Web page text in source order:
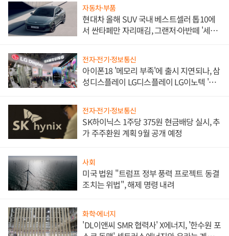
자동차·부품
현대차 올해 SUV 국내 베스트셀러 톱10에
서 싼타페만 자리매김, 그랜저·아반떼 '세단
전자·전기·정보통신
아이폰18 '메모리 부족'에 출시 지연되나, 삼
성디스플레이 LG디스플레이 LG이노텍 '탈
전자·전기·정보통신
SK하이닉스 1주당 375원 현금배당 실시, 추
가 주주환원 계획 9월 공개 예정
사회
미국 법원 "트럼프 정부 풍력 프로젝트 동결
조치는 위법", 해제 명령 내려
화학·에너지
'DL이앤씨 SMR 협력사' X에너지, '한수원 포